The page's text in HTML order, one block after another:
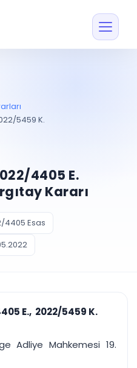
Müvekkil ve taraf
Vekalet
AKILLI & FİNANS
takibi
rapor
Giriş Yap
5459 K.
4405 E.
Kararı
4405 Esas
E., 2022/5459 K.
Adliye Mahkemesi 19.